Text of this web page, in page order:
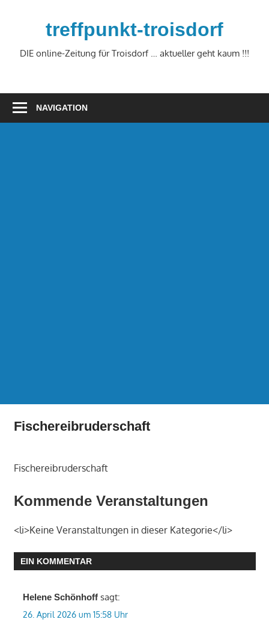
treffpunkt-troisdorf
DIE online-Zeitung für Troisdorf … aktueller geht kaum !!!
NAVIGATION
Fischereibruderschaft
Fischereibruderschaft
Kommende Veranstaltungen
<li>Keine Veranstaltungen in dieser Kategorie</li>
EIN KOMMENTAR
Helene Schönhoff sagt:
26. April 2026 um 15:58 Uhr